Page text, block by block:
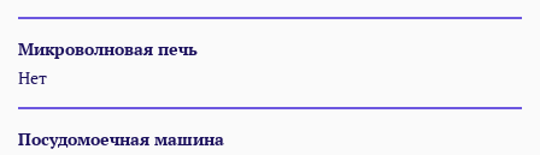
Микроволновая печь
Нет
Посудомоечная машина